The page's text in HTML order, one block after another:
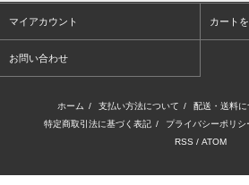
マイアカウント カート
お問い合わせ
ホーム / 支払い方法について / 配送・送料に
特定商取引法に基づく表記 / プライバシーポリシ
RSS / ATOM